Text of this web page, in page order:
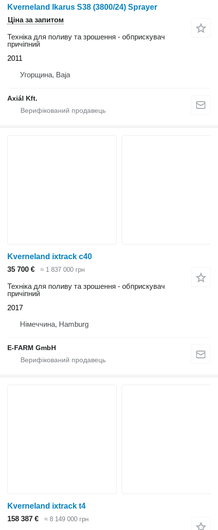
Kverneland Ikarus S38 (3800/24) Sprayer
Ціна за запитом
Техніка для поливу та зрошення - обприскувач
причіпний
2011
Угорщина, Baja
Axiál Kft.
Kverneland ixtrack c40
35 700 €
≈ 1 837 000 грн
Техніка для поливу та зрошення - обприскувач
причіпний
2017
Німеччина, Hamburg
E-FARM GmbH
Kverneland ixtrack t4
158 387 €
≈ 8 149 000 грн